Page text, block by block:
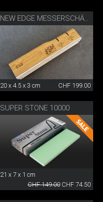
NEW EDGE MESSERSCHÄRFER BY DANNY KHEZZAR
20 x 4.5 x 3 cm CHF 199.00
SUPER STONE 10000
21 x 7 x 1 cm
CHF 149.00 CHF 74.50